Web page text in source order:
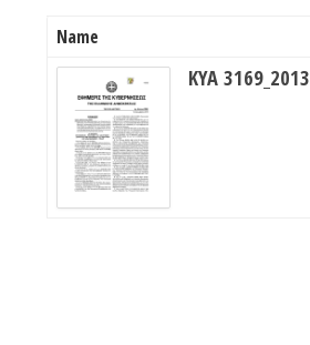
Name
ΚΥΑ 3169_2013